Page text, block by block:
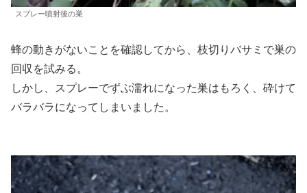
スプレー噴射後の巣
蜂の動きがないことを確認してから、枝切りバサミで巣の
回収を試みる。
しかし、スプレーでずぶ濡れになった巣はもろく、砕けて
バラバラになってしまいました。